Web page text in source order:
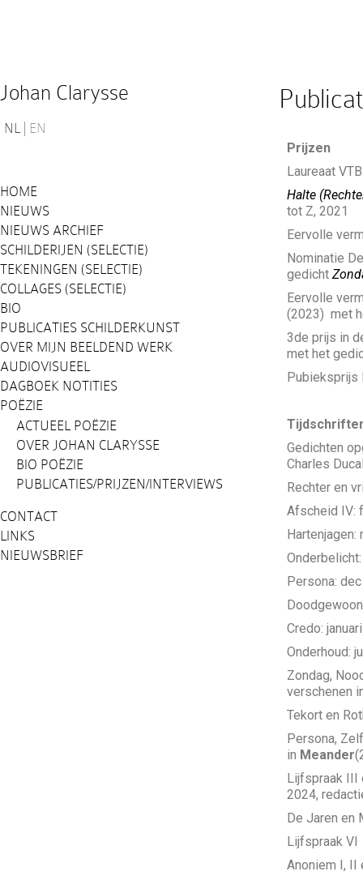
Johan Clarysse
NL EN
HOME
NIEUWS
NIEUWS ARCHIEF
SCHILDERIJEN (SELECTIE)
TEKENINGEN (SELECTIE)
COLLAGES (SELECTIE)
BIO
PUBLICATIES SCHILDERKUNST
OVER MIJN BEELDEND WERK
AUDIOVISUEEL
DAGBOEK NOTITIES
POËZIE
ACTUEEL POËZIE
OVER JOHAN CLARYSSE
BIO POËZIE
PUBLICATIES/PRIJZEN/INTERVIEWS
CONTACT
LINKS
NIEUWSBRIEF
Prijzen
Laureaat
Halte
tot Z, 2021
Eervolle
Nominatie
gedicht
Eervolle
(2023) met
3de prijs in
met het
Pubieksprijs
Gedichten
Charles
Rechter en
Afscheid IV:
Hartenjagen:
Persona:
Credo:
Onderhoud:
Zondag,
verschenen
Tekort en
Persona,
in Meander
Lijfspraak III
2024,
De Jaren en
Lijfspraak
Anoniem I,